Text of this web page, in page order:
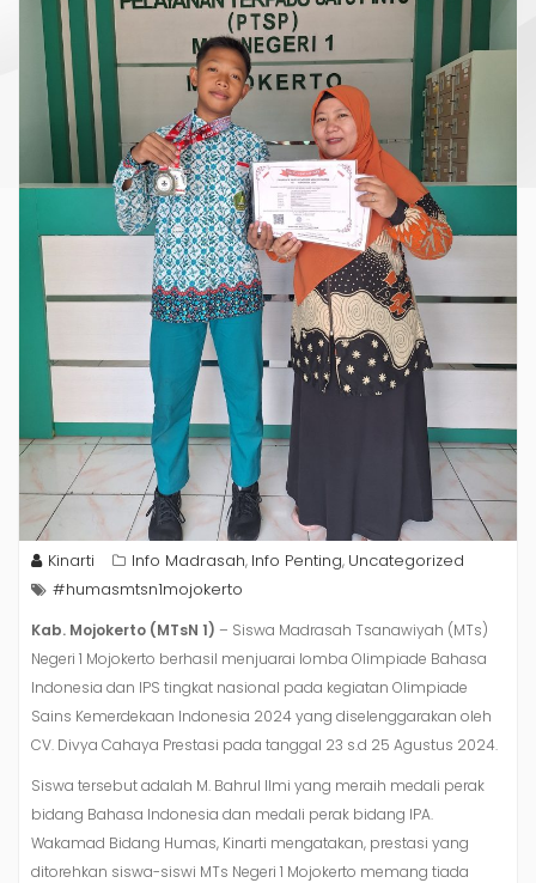
Kinarti Info Madrasah, Info Penting, Uncategorized
#humasmtsn1mojokerto
Kab. Mojokerto (MTsN 1) – Siswa Madrasah Tsanawiyah (MTs)
Negeri 1 Mojokerto berhasil menjuarai lomba Olimpiade Bahasa
Indonesia dan IPS tingkat nasional pada kegiatan Olimpiade
Sains Kemerdekaan Indonesia 2024 yang diselenggarakan oleh
CV. Divya Cahaya Prestasi pada tanggal 23 s.d 25 Agustus 2024.
Siswa tersebut adalah M. Bahrul Ilmi yang meraih medali perak
bidang Bahasa Indonesia dan medali perak bidang IPA.
Wakamad Bidang Humas, Kinarti mengatakan, prestasi yang
ditorehkan siswa-siswi MTs Negeri 1 Mojokerto memang tiada